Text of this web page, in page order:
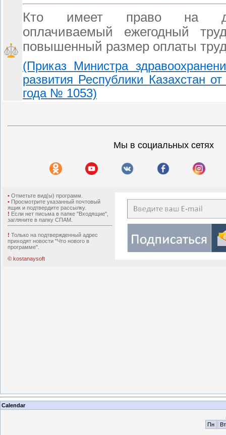
Кто имеет право на
оплачиваемый ежегодный
повышенный размер оплаты
(Приказ Министра
развития Республики Казахстан
года № 1053)
Мы в социальных сетях
• Отметьте вид(ы) программ.
• Просмотрите указанный почтовый
ящик и подтвердите рассылку.
! Если нет письма в папке "Входящие",
загляните в папку СПАМ.
! Только на подтвержденный адрес
приходят новости "Что нового в
программе".
© kostanaysoft
Calendar
Пн
Вт